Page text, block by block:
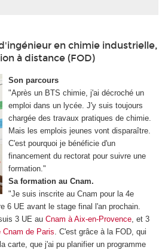
en chimie industrielle,
à distance (FOD)
Son parcours
"Après un BTS chimie, j'ai décroché un
emploi dans un lycée. J'y suis toujours
chargée des travaux pratiques de chimie.
Mais les emplois jeunes vont disparaître.
C'est pourquoi je bénéficie d'un
financement du rectorat pour suivre une
formation."
Sa formation au Cnam.
"Je suis inscrite au Cnam pour la 4e
6 UE avant le stage final l'an prochain.
3 UE au Cnam à Aix-en-Provence, et 3
Cnam de Paris. C'est grâce à la FOD, qui
carte, que j'ai pu planifier un programme